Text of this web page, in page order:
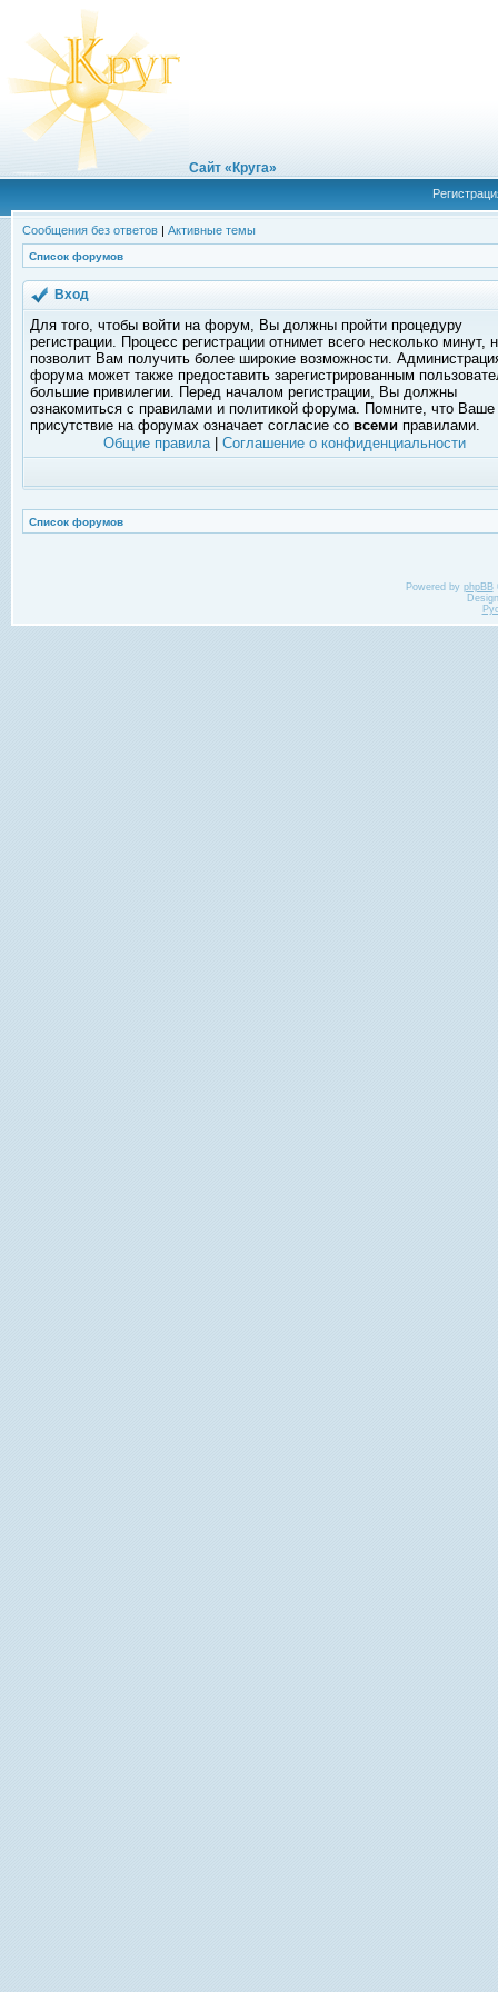
Сайт «Круга»
Сообщения без ответов | Активные темы
Список форумов
Вход
Для того, чтобы войти на форум, Вы должны пройти процедуру
регистрации. Процесс регистрации отнимет всего несколько минут,
позволит Вам получить более широкие возможности.
форума может также предоставить зарегистрированным
большие привилегии. Перед началом регистрации, Вы должны
ознакомиться с правилами и политикой форума. Помните, что Ваше
присутствие на форумах означает согласие со всеми правилами.
Общие правила| Соглашение о конфиденциальности
Список форумов
Powered by phpBB